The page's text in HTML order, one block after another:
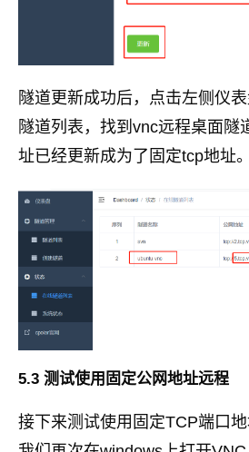
隧道更新成功后，点击左侧仪
隧道列表，找到vnc远程桌面隧
址已经更新成为了固定tcp地址。
5.3 测试使用固定公网地址远程
接下来测试使用固定TCP端口